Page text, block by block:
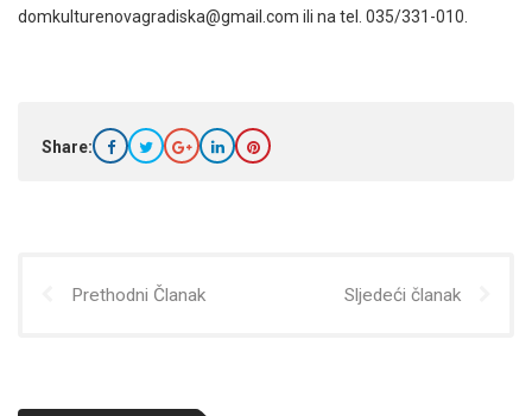
domkulturenovagradiska@gmail.com ili na tel. 035/331-010.
Share:
Prethodni Članak Sljedeći članak